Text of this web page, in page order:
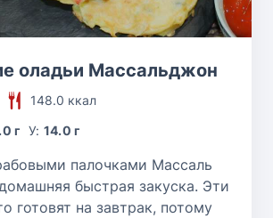
оладьи Массальджон
148.0 ккал
г У: 14.0 г
палочками Массаль
быстрая закуска. Эти
готовят на завтрак, потому